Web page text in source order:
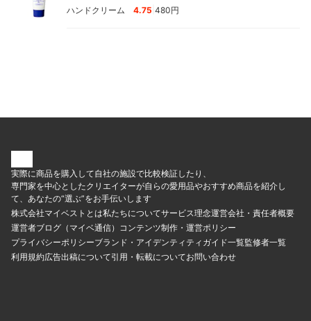
ハンドクリーム
4.75 480円
実際に商品を購入して自社の施設で比較検証したり、
専門家を中心としたクリエイターが自らの愛用品やおすすめ商品を紹介し
て、あなたの“選ぶ”をお手伝いします
株式会社マイベストとは私たちについてサービス理念運営会社・責任者概要
運営者ブログ（マイベ通信） コンテンツ制作・運営ポリシー
プライバシーポリシーブランド・アイデンティティ ガイド一覧監修者一覧
利用規約広告出稿について引用・転載についてお問い合わせ